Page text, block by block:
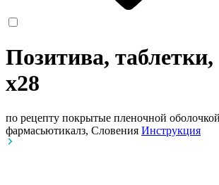
Позитива,
x28
по рецепту покрытые пленочной
фармасьютикалз, Словения Инструкция